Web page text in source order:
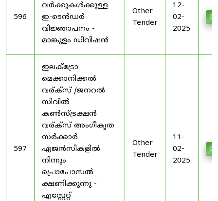
596
വർക്കുകൾക്കുള്ള
ഇ-ടെൻഡർ
വിജ്ഞാപനം -
മാങ്കുളം ഡിവിഷൻ
Other
Tender
12-
02-
2025
597
ഇലക്ട്രോ
മെക്കാനിക്കൽ
വര്ക്സ് /ജനറൽ
സിവിൽ
കൺസ്ട്രക്ഷൻ
വര്ക്സ് അംഗീകൃത
സർക്കാർ
ഏജൻസികളിൽ
നിന്നും
പ്രൊപോസൽ
ക്ഷണിക്കുന്നു -
എസ്റ്റേറ്റ്
Other
Tender
11-
02-
2025